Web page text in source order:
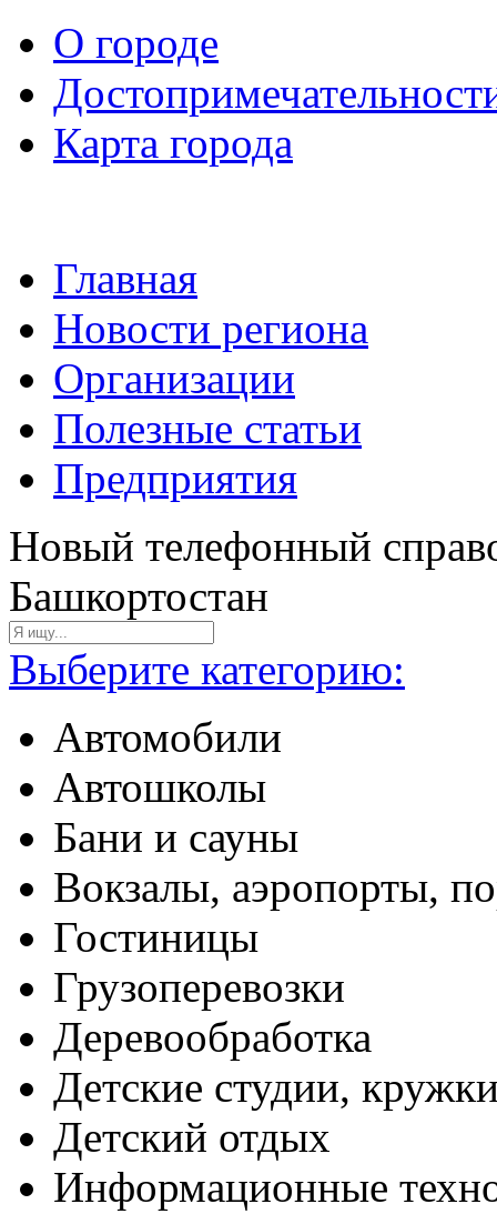
О городе
Карта города
Главная
Новости региона
Организации
Полезные статьи
Предприятия
Новый телефонный
Башкортостан
Выберите категорию:
Автомобили
Автошколы
Бани и сауны
Вокзалы, аэропорты,
Гостиницы
Грузоперевозки
Деревообработка
Детские студии,
Детский отдых
Информационные